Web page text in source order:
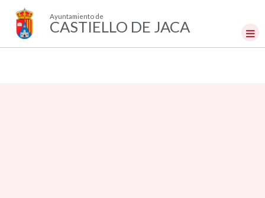
Ayuntamiento de
CASTIELLO DE JACA